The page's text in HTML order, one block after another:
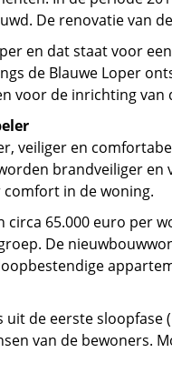
De renovatie van
en dat staat voor
de Blauwe Loper
voor de inrichting
veiliger en
brandveiliger
in de woning.
65.000 euro per
De
de eerste
van de bewoners.